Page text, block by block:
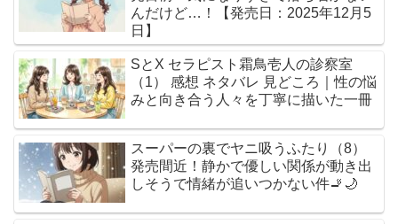
んだけど…！【発売日：2025年12月5
日】
SとX セラピスト霜鳥壱人の診察室
（1） 感想 ネタバレ 見どころ｜性の悩
みと向き合う人々を丁寧に描いた一冊
スーパーの裏でヤニ吸うふたり（8）
発売間近！静かで優しい関係が動き出
しそうで情緒が追いつかない件🚬🌙